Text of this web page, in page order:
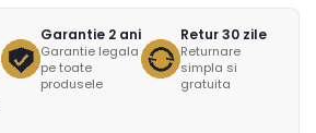
Garantie 2 ani
Garantie legala
pe toate
produsele
Retur 30 zile
Returnare
simpla si
gratuita